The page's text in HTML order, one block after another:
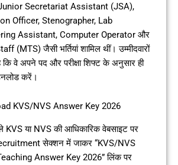
Secretariat Assistant (JSA),
Officer, Stenographer, Lab
Assistant, Computer Operator और
(MTS) जैसी भर्तियां शामिल थीं। उम्मीदवारों
कि वे अपने पद और परीक्षा शिफ्ट के अनुसार ही
करें।
KVS/NVS Answer Key 2026
KVS या NVS की आधिकारिक वेबसाइट पर
सेक्शन में जाकर “KVS/NVS
Answer Key 2026” लिंक पर